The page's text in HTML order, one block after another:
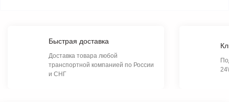
Быстрая доставка
Доставка товара любой
транспортной компанией по России
и СНГ